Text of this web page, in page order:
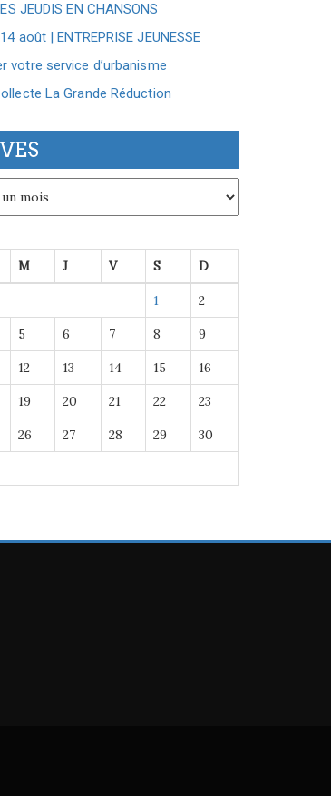
JEUDIS EN CHANSONS
août | ENTREPRISE JEUNESSE
votre service d’urbanisme
La Grande Réduction
M J V S D
1 2
5 6 7 8 9
12 13 14 15 16
19 20 21 22 23
26 27 28 29 30